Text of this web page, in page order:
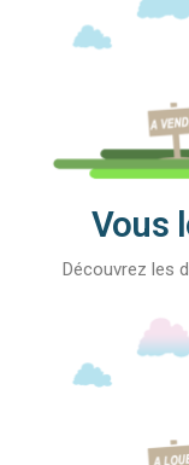
Vous
Découvrez les